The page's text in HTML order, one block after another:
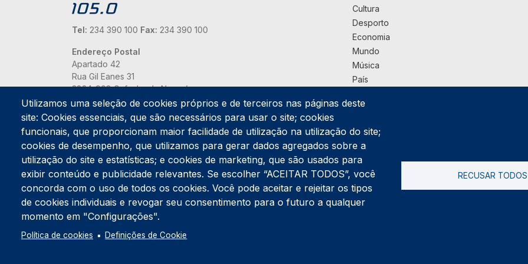
Tel: 234 390 100 Fax: 234 390 100
Endereço Postal
Apartado 42
Rua Gil Eanes 31
3834-908 Gafanha da Nazaré
Rua Prior Guerra
Edifício do Centro Cultural da Gafanha da Nazaré
3830-556 Gafanha da Nazaré
Cultura
Desporto
Economia
Mundo
Música
País
Praça
Saúde
Sociedade
Rodapé Cookies
Utilizamos uma seleção de cookies próprios e de terceiros nas páginas deste
site: Cookies essenciais, que são necessários para usar o site; cookies
funcionais, que proporcionam maior facilidade de utilização na utilização do site;
cookies de desempenho, que utilizamos para gerar dados agregados sobre a
utilização do site e estatísticas; e cookies de marketing, que são usados para
exibir conteúdo e publicidade relevantes. Se escolher “ACEITAR TODOS”, você
concorda com o uso de todos os cookies. Você pode aceitar e rejeitar os tipos
de cookies individuais e revogar seu consentimento para o futuro a qualquer
momento em "Configurações".
Política de cookies Definições de Cookie
RECUSAR TODOS